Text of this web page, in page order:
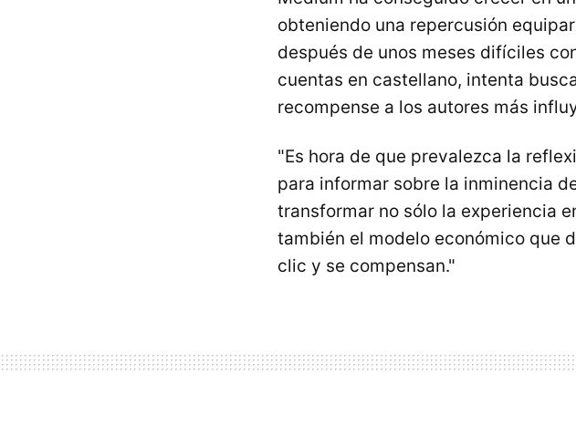
obteniendo una repercusión
después de unos meses difíciles
cuentas en castellano, intenta
recompense a los autores más
"Es hora de que prevalezca la
para informar sobre la inminencia
transformar no sólo la experiencia
también el modelo económico que
clic y se compensan."